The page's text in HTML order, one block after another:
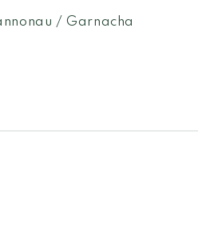
/ Garnacha